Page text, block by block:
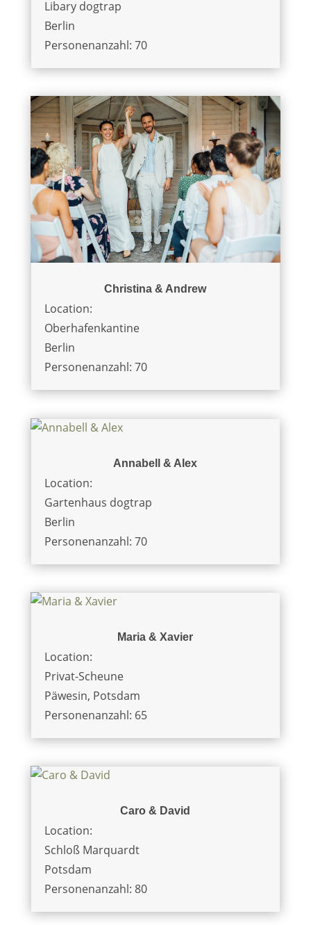
Libary dogtrap
Berlin
Personenanzahl: 70
Christina & Andrew
Location:
Oberhafenkantine
Berlin
Personenanzahl: 70
Annabell & Alex
Location:
Gartenhaus dogtrap
Berlin
Personenanzahl: 70
Maria & Xavier
Location:
Privat-Scheune
Päwesin, Potsdam
Personenanzahl: 65
Caro & David
Location:
Schloß Marquardt
Potsdam
Personenanzahl: 80